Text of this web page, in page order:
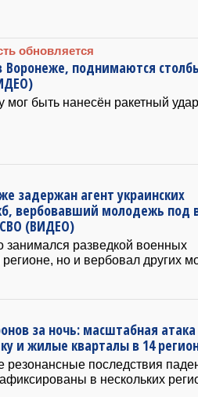
обновляется
Воронеже, поднимаются
мог быть нанесён ракетный
задержан агент украинских
вербовавший молодежь под
(ВИДЕО)
занимался разведкой военных
но и вербовал других
за ночь: масштабная
и жилые кварталы в 14
резонансные последствия
в нескольких